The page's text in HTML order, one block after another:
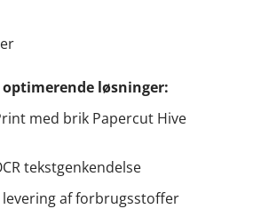
løsninger:
med brik Papercut Hive
tekstgenkendelse
af forbrugsstoffer